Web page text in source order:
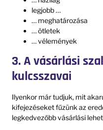
legjobb …
… meghatározása
… ötletek
… vélemények
3. A vásárlási
kulcsszavai
Ilyenkor már tudjuk, mit
kifejezéseket fűzünk az
legkedvezőbb vásárlási